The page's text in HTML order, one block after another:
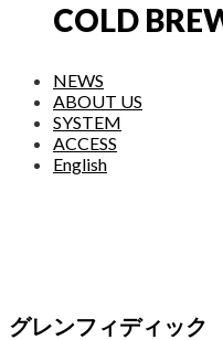
COLD
NEWS
ABOUT US
SYSTEM
ACCESS
English
グレンフィディック